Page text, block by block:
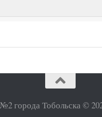
города Тобольска ©